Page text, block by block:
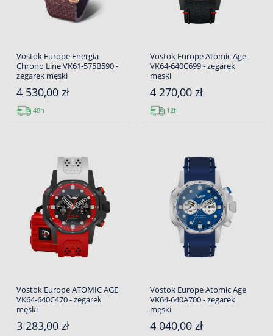
Vostok Europe Energia
Chrono Line VK61-575B590 -
zegarek męski
4 530,00 zł
48h
Vostok Europe Atomic Age
VK64-640C699 - zegarek
męski
4 270,00 zł
12h
Vostok Europe ATOMIC AGE
VK64-640C470 - zegarek
męski
3 283,00 zł
Vostok Europe Atomic Age
VK64-640A700 - zegarek
męski
4 040,00 zł